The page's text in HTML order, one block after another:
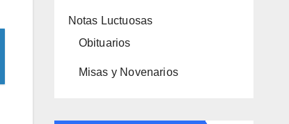
Notas Luctuosas
Obituarios
Misas y Novenarios